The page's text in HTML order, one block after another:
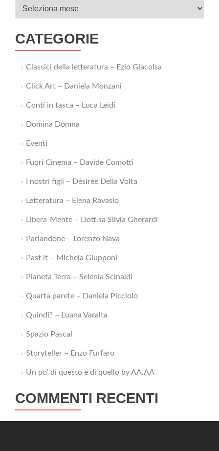
Archivi
CATEGORIE
Classici della letteratura – Ezio Giacolsa
Click Art – Daniela Monzani
Conti in tasca – Luca Leidi
Domina Domna
Eventi
Fuori Cinema – Davide Comotti
I nostri figli – Désirée Della Volta
Letteratura – Elena Ravasio
Libera-Mente – Dott.sa Silvia Gherardi
Parlandone – Lorenzo Nava
Past it – Michela Giupponi
Pianeta Terra – Selenia Scinaldi
Quarta parete – Daniela Picciolo
Quindi? – Luana Varalta
Spazio Pascal
Storyteller – Enzo Furfaro
Un po' di questo e di quello by AA.AA
COMMENTI RECENTI